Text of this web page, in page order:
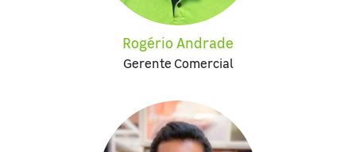
Rogério Andrade
Gerente Comercial